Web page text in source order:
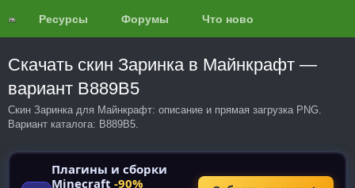
Ресурсы Форумы Что нового?
Скачать скин Заринка в Майнкрафт —
вариант B889B5
Скин Заринка для Майнкрафт: описание и прямая загрузка PNG.
Вариант каталога: B889B5.